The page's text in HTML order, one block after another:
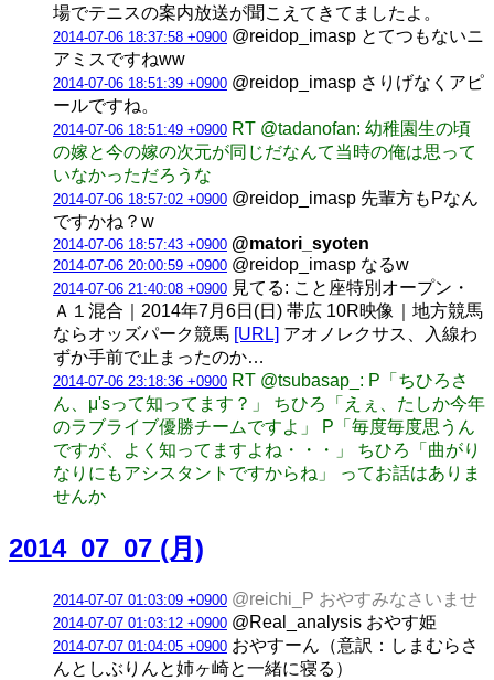
場でテニスの案内放送が聞こえてきてましたよ。
2014-07-06 18:37:58 +0900 @reidop_imasp とてつもないニ
アミスですねww
2014-07-06 18:51:39 +0900 @reidop_imasp さりげなくアピ
ールですね。
2014-07-06 18:51:49 +0900 RT @tadanofan: 幼稚園生の頃
の嫁と今の嫁の次元が同じだなんて当時の俺は思って
いなかっただろうな
2014-07-06 18:57:02 +0900 @reidop_imasp 先輩方もPなん
ですかね？w
2014-07-06 18:57:43 +0900 @matori_syoten
2014-07-06 20:00:59 +0900 @reidop_imasp なるw
2014-07-06 21:40:08 +0900 見てる: こと座特別オープン・
Ａ１混合｜2014年7月6日(日) 帯広 10R映像｜地方競馬
ならオッズパーク競馬 [URL] アオノレクサス、入線わ
ずか手前で止まったのか…
2014-07-06 23:18:36 +0900 RT @tsubasap_: P「ちひろさ
ん、μ'sって知ってます？」 ちひろ「えぇ、たしか今年
のラブライブ優勝チームですよ」 P「毎度毎度思うん
ですが、よく知ってますよね・・・」 ちひろ「曲がり
なりにもアシスタントですからね」 ってお話はありま
せんか
2014_07_07 (月)
2014-07-07 01:03:09 +0900 @reichi_P おやすみなさいませ
2014-07-07 01:03:12 +0900 @Real_analysis おやす姫
2014-07-07 01:04:05 +0900 おやすーん（意訳：しまむらさ
んとしぶりんと姉ヶ崎と一緒に寝る）